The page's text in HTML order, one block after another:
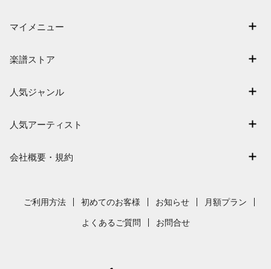
マイメニュー
退会はこちら
楽譜ストア
難易度別に探す
まもなく配信
人気ジャンル
保育
発表会
人気アーティスト
新沢としひこ
会社概要・規約
採用情報
ご利用方法 初めてのお客様 お知らせ 月額プラン
よくあるご質問 お問合せ